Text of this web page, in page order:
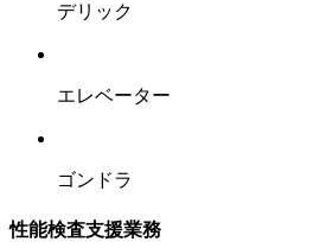
デリック
エレベーター
ゴンドラ
性能検査支援業務